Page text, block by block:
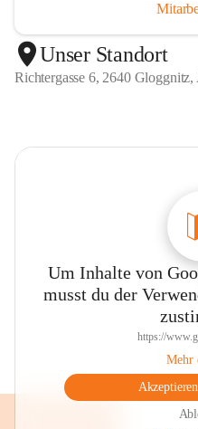
Unser Standort
Richtergasse 6, 2640
Um Inhalte von
musst du der
https://
Mehr